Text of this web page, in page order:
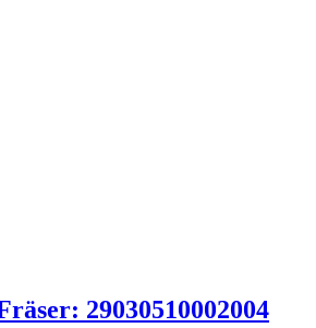
29030510002004